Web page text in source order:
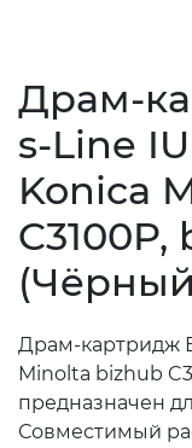
Драм-
s-Line
Konica
C3100P,
Драм-картридж
Minolta bizhub
предназначен
Совместимый